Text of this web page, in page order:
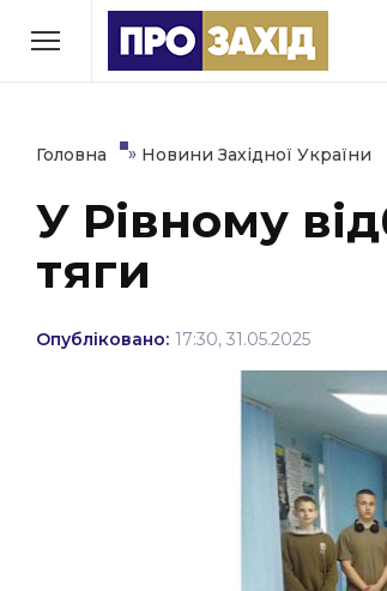
РУБРИКИ
Економіка
Політика
Втрачений Ужгород
ЗАКАРПАТСЬКІ
НОВИНИ ЗАХІДНОЇ
Головна » Новини Західної України
У Рівному
тяги
Опубліковано: 17:30, 31.05.2025